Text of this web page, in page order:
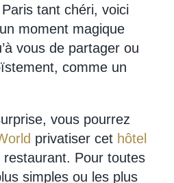
tant chéri, voici
moment magique
vous de partager ou
comme un
vous pourrez
privatiser cet hôtel
restaurant. Pour toutes
simples ou les plus